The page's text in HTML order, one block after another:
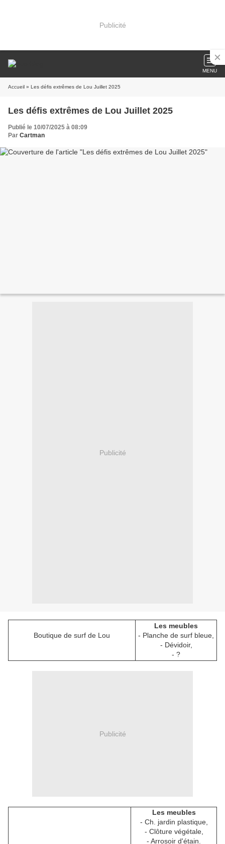
Publicité
MENU
Accueil » Les défis extrêmes de Lou Juillet 2025
Les défis extrêmes de Lou Juillet 2025
Publié le 10/07/2025 à 08:09
Par Cartman
Publicité
Boutique de surf de Lou
Les meubles
- Planche de surf bleue,
- Dévidoir,
- ?
Publicité
Les meubles
- Ch. jardin plastique,
- Clôture végétale,
- Arrosoir d'étain.